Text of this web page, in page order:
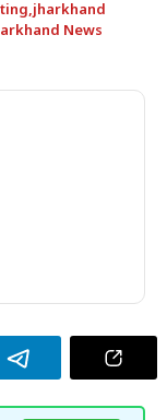
,jharkhand
News